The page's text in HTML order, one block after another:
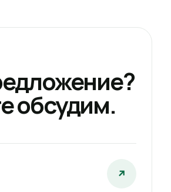
обсудим.
↗